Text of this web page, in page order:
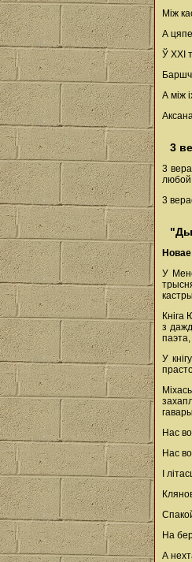
Між
А
Ў ХХІ
А між
3
3
любой
3
У
з
паэта,
У
Нас
Нас
I
На
А